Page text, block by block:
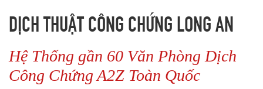
DỊCH THUẬT CÔNG CHỨNG LONG AN
Hệ Thống gần 60 Văn Phòng Dịch
Công Chứng A2Z Toàn Quốc